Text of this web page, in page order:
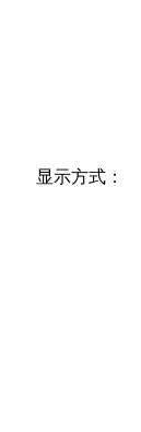
显示方式：